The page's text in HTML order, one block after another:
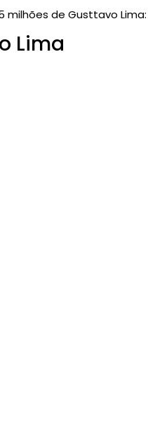
milhões de Gusttavo Lima:
Lima